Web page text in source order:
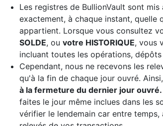
Les registres de BullionVault sont
exactement, à chaque instant,
appartient. Lorsque vous consultez
SOLDE, ou votre HISTORIQUE, vous
incluant toutes les opérations,
Cependant, nous ne recevons les
qu'à la fin de chaque jour ouvré. Ainsi,
à la fermeture du dernier jour ouvré.
faites le jour même inclues dans les
vérifier le lendemain car entre